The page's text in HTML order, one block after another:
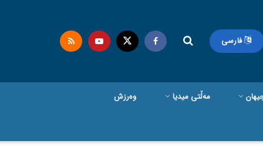
فارسی
مەڵتی میدیا وەرزش